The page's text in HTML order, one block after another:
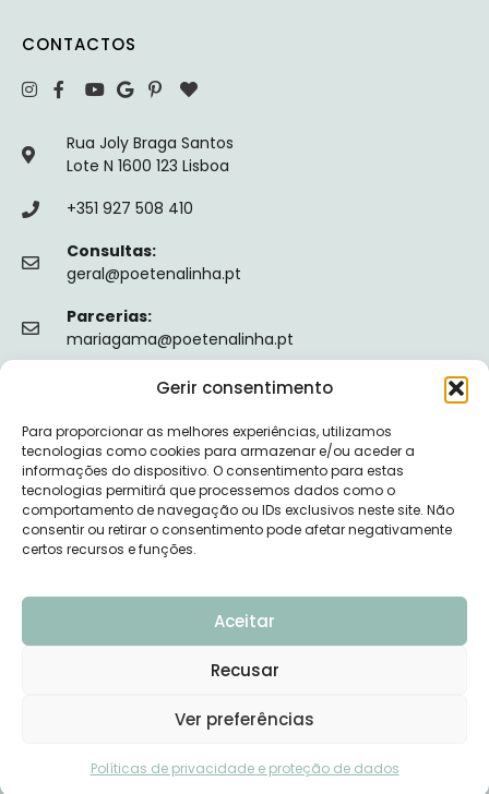
Gerir consentimento
Para proporcionar as melhores experiências, utilizamos
tecnologias como cookies para armazenar e/ou aceder a
informações do dispositivo. O consentimento para estas
tecnologias permitirá que processemos dados como o
comportamento de navegação ou IDs exclusivos neste site. Não
consentir ou retirar o consentimento pode afetar negativamente
certos recursos e funções.
Aceitar
Recusar
Ver preferências
Políticas de privacidade e proteção de dados
CONTACTOS
Rua Joly Braga Santos
Lote N 1600 123 Lisboa
+351 927 508 410
Consultas:
geral@poetenalinha.pt
Parcerias:
mariagama@poetenalinha.pt
Política de privacidade
Termos e Condições
Livro de reclamações